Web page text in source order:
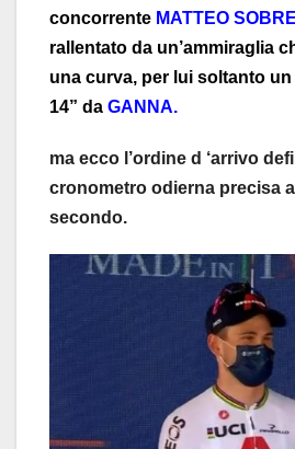
concorrente MATTEO
rallentato da un’ammiraglia
una curva, per lui soltanto
14” da GANNA.
ma ecco l’ordine d ‘arrivo
cronometro odierna precisa
secondo.